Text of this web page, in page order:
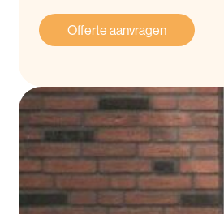
Offerte aanvragen